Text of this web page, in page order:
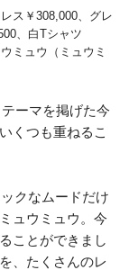
ス￥308,000、グレ
、白Tシャツ
ミュウ（ミュウミ
ーマを掲げた今
くつも重ねるこ
クなムードだけ
ュウミュウ。今
ことができまし
、たくさんのレ